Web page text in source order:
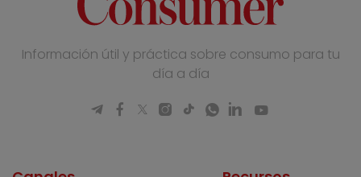
Información útil y práctica sobre consumo para tu
día a día